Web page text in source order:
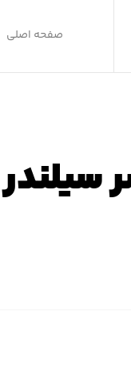
صفحه اصلی